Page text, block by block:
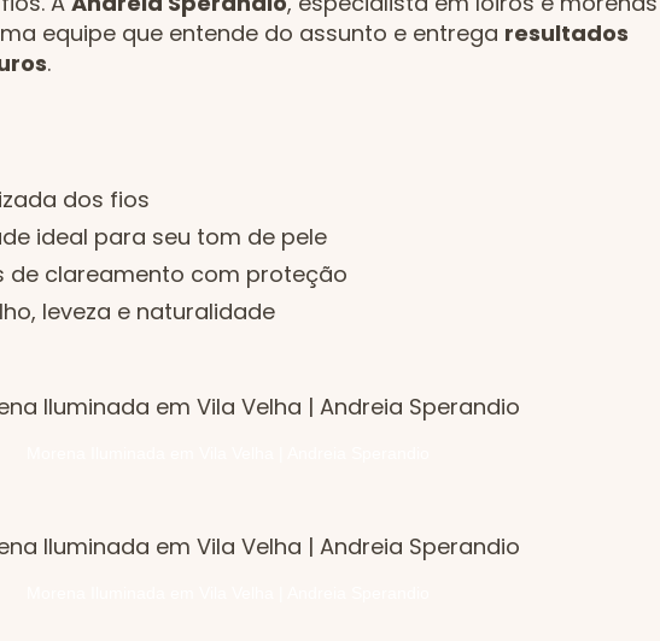
equipe que entende do assunto e entrega resultados
.
dos fios
ideal para seu tom de pele
de clareamento com proteção
leveza e naturalidade